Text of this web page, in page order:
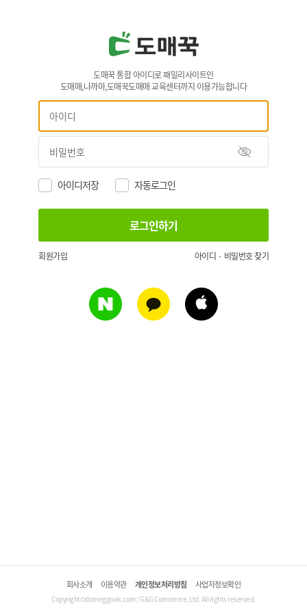
도매꾹 통합 아이디로 패밀리사이트인
도매매,나까마,도매꾹도매매 교육센터까지 이용가능합니다
아이디저장 자동로그인
회원가입 아이디 · 비밀번호 찾기
회사소개 이용약관 개인정보처리방침 사업자정보확인
Copyright©domeggook.com / G&G Commerce, Ltd. All rights reserved.